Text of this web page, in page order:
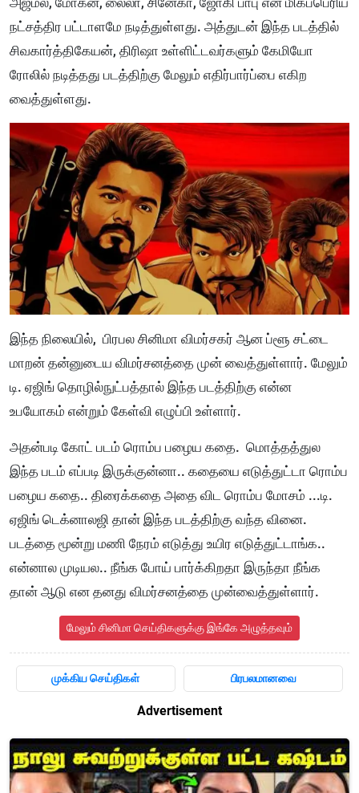
நட்சத்திர பட்டாளமே நடித்துள்ளது. அத்துடன் இந்த படத்தில்
சிவகார்த்திகேயன், திரிஷா உள்ளிட்டவர்களும் கேமியோ
ரோலில் நடித்தது படத்திற்கு மேலும் எதிர்பார்ப்பை எகிற
வைத்துள்ளது.
இந்த நிலையில், பிரபல சினிமா விமர்சகர் ஆன ப்ளூ சட்டை
மாறன் தன்னுடைய விமர்சனத்தை முன் வைத்துள்ளார். மேலும்
டி. ஏஜிங் தொழில்நுட்பத்தால் இந்த படத்திற்கு என்ன
உபயோகம் என்றும் கேள்வி எழுப்பி உள்ளார்.
அதன்படி கோட் படம் ரொம்ப பழைய கதை. மொத்தத்துல
இந்த படம் எப்படி இருக்குன்னா.. கதையை எடுத்துட்டா ரொம்ப
பழைய கதை.. திரைக்கதை அதை விட ரொம்ப மோசம் ...டி.
ஏஜிங் டெக்னாலஜி தான் இந்த படத்திற்கு வந்த வினை.
படத்தை மூன்று மணி நேரம் எடுத்து உயிர எடுத்துட்டாங்க..
என்னால முடியல.. நீங்க போய் பார்க்கிறதா இருந்தா நீங்க
தான் ஆடு என தனது விமர்சனத்தை முன்வைத்துள்ளார்.
மேலும் சினிமா செய்திகளுக்கு இங்கே அழுத்தவும்
முக்கிய செய்திகள் பிரபலமானவை
Advertisement